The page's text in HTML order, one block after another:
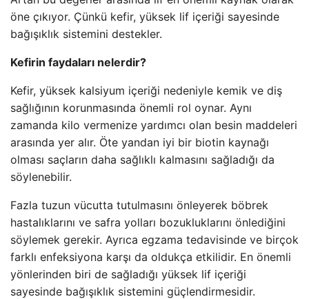
öne çıkıyor. Çünkü kefir, yüksek lif içeriği sayesinde
bağışıklık sistemini destekler.
Kefirin faydaları nelerdir?
Kefir, yüksek kalsiyum içeriği nedeniyle kemik ve diş
sağlığının korunmasında önemli rol oynar. Aynı
zamanda kilo vermenize yardımcı olan besin maddeleri
arasında yer alır. Öte yandan iyi bir biotin kaynağı
olması saçların daha sağlıklı kalmasını sağladığı da
söylenebilir.
Fazla tuzun vücutta tutulmasını önleyerek böbrek
hastalıklarını ve safra yolları bozukluklarını önlediğini
söylemek gerekir. Ayrıca egzama tedavisinde ve birçok
farklı enfeksiyona karşı da oldukça etkilidir. En önemli
yönlerinden biri de sağladığı yüksek lif içeriği
sayesinde bağışıklık sistemini güçlendirmesidir.